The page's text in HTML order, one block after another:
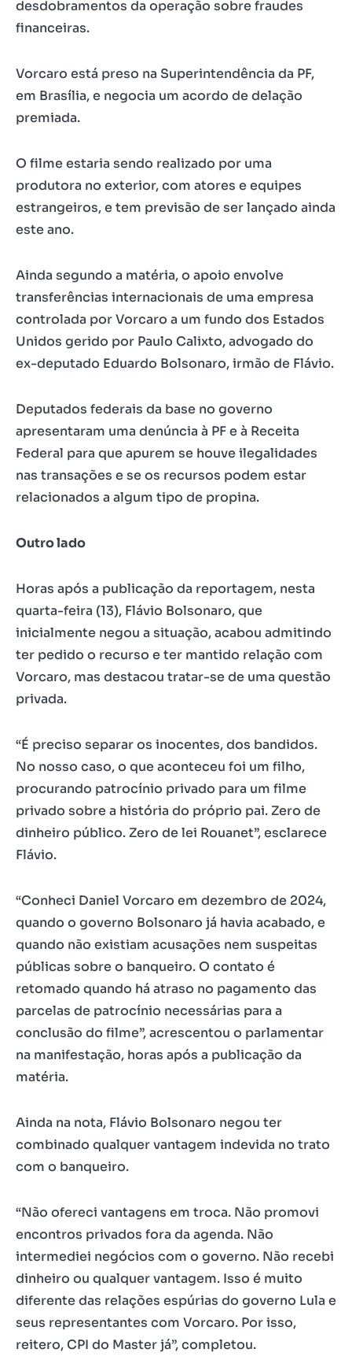
desdobramentos da operação sobre fraudes
financeiras.
Vorcaro está preso na Superintendência da PF,
em Brasília, e negocia um acordo de delação
premiada.
O filme estaria sendo realizado por uma
produtora no exterior, com atores e equipes
estrangeiros, e tem previsão de ser lançado ainda
este ano.
Ainda segundo a matéria, o apoio envolve
transferências internacionais de uma empresa
controlada por Vorcaro a um fundo dos Estados
Unidos gerido por Paulo Calixto, advogado do
ex-deputado Eduardo Bolsonaro, irmão de Flávio.
Deputados federais da base no governo
apresentaram uma denúncia à PF e à Receita
Federal para que apurem se houve ilegalidades
nas transações e se os recursos podem estar
relacionados a algum tipo de propina.
Outro lado
Horas após a publicação da reportagem, nesta
quarta-feira (13), Flávio Bolsonaro, que
inicialmente negou a situação, acabou admitindo
ter pedido o recurso e ter mantido relação com
Vorcaro, mas destacou tratar-se de uma questão
privada.
“É preciso separar os inocentes, dos bandidos.
No nosso caso, o que aconteceu foi um filho,
procurando patrocínio privado para um filme
privado sobre a história do próprio pai. Zero de
dinheiro público. Zero de lei Rouanet”, esclarece
Flávio.
“Conheci Daniel Vorcaro em dezembro de 2024,
quando o governo Bolsonaro já havia acabado, e
quando não existiam acusações nem suspeitas
públicas sobre o banqueiro. O contato é
retomado quando há atraso no pagamento das
parcelas de patrocínio necessárias para a
conclusão do filme”, acrescentou o parlamentar
na manifestação, horas após a publicação da
matéria.
Ainda na nota, Flávio Bolsonaro negou ter
combinado qualquer vantagem indevida no trato
com o banqueiro.
“Não ofereci vantagens em troca. Não promovi
encontros privados fora da agenda. Não
intermediei negócios com o governo. Não recebi
dinheiro ou qualquer vantagem. Isso é muito
diferente das relações espúrias do governo Lula e
seus representantes com Vorcaro. Por isso,
reitero, CPI do Master já”, completou.